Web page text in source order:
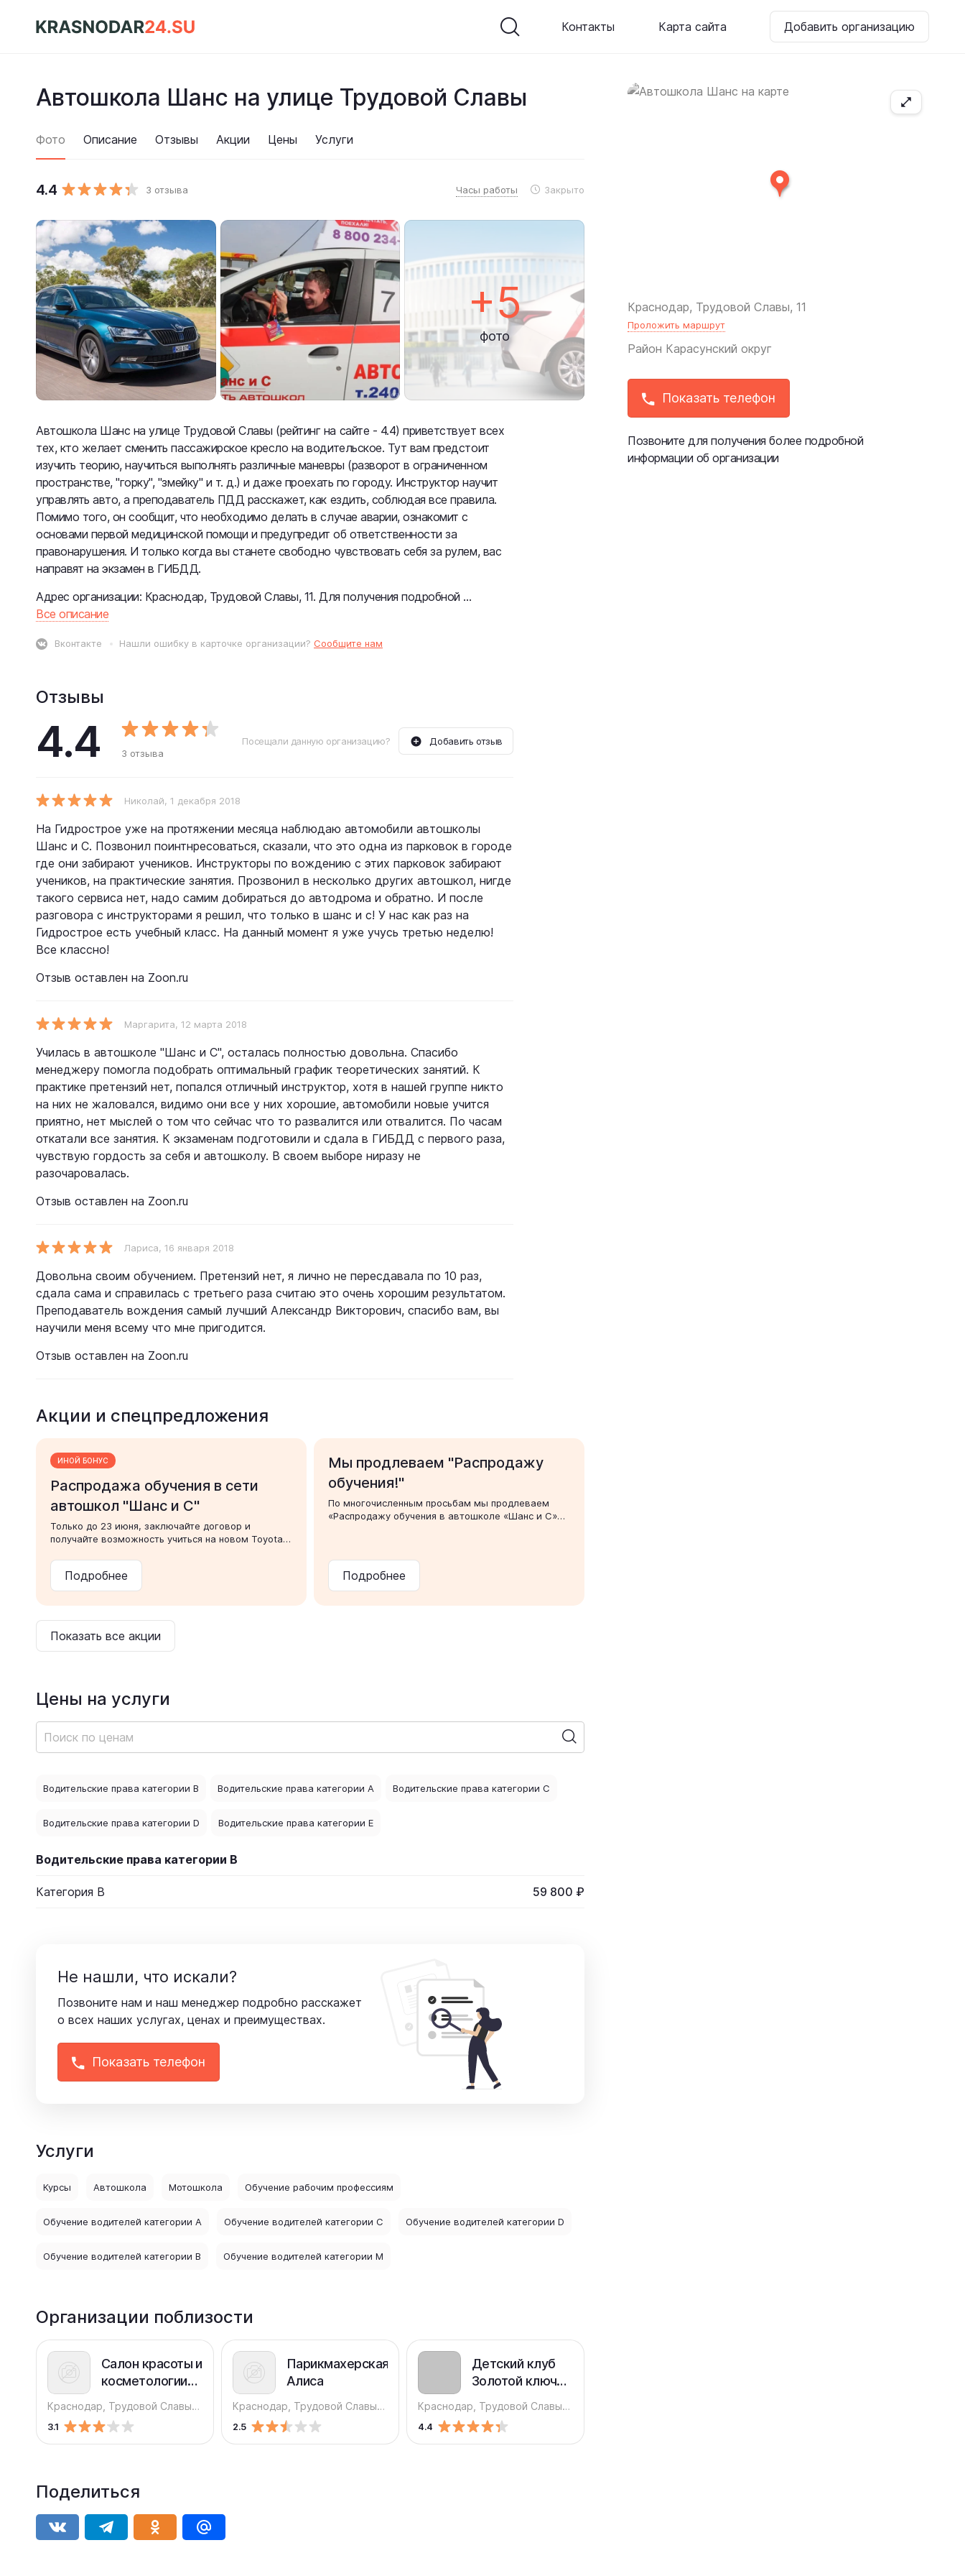
Контакты Карта сайта Добавить организацию
Краснодар, Трудовой Славы, 11
Проложить маршрут
Район Карасунский округ
Показать телефон
Позвоните для получения более подробной
информации об организации
Автошкола Шанс на улице Трудовой Славы
Фото Описание Отзывы Акции Цены Услуги
4.4 3 отзыва Часы работы Закрыто
+5
фото
Автошкола Шанс на улице Трудовой Славы (рейтинг на сайте - 4.4) приветствует всех
тех, кто желает сменить пассажирское кресло на водительское. Тут вам предстоит
изучить теорию, научиться выполнять различные маневры (разворот в ограниченном
пространстве, "горку", "змейку" и т. д.) и даже проехать по городу. Инструктор научит
управлять авто, а преподаватель ПДД расскажет, как ездить, соблюдая все правила.
Помимо того, он сообщит, что необходимо делать в случае аварии, ознакомит с
основами первой медицинской помощи и предупредит об ответственности за
правонарушения. И только когда вы станете свободно чувствовать себя за рулем, вас
направят на экзамен в ГИБДД.
Адрес организации: Краснодар, Трудовой Славы, 11. Для получения подробной ...
Все описание
Вконтакте Нашли ошибку в карточке организации? Сообщите нам
Отзывы
4.4 3 отзыва
Посещали данную организацию? Добавить отзыв
Николай, 1 декабря 2018
На Гидрострое уже на протяжении месяца наблюдаю автомобили автошколы
Шанс и С. Позвонил поинтнресоваться, сказали, что это одна из парковок в городе
где они забирают учеников. Инструкторы по вождению с этих парковок забирают
учеников, на практические занятия. Прозвонил в несколько других автошкол, нигде
такого сервиса нет, надо самим добираться до автодрома и обратно. И после
разговора с инструкторами я решил, что только в шанс и с! У нас как раз на
Гидрострое есть учебный класс. На данный момент я уже учусь третью неделю!
Все классно!
Отзыв оставлен на Zoon.ru
Маргарита, 12 марта 2018
Училась в автошколе "Шанс и С", осталась полностью довольна. Спасибо
менеджеру помогла подобрать оптимальный график теоретических занятий. К
практике претензий нет, попался отличный инструктор, хотя в нашей группе никто
на них не жаловался, видимо они все у них хорошие, автомобили новые учится
приятно, нет мыслей о том что сейчас что то развалится или отвалится. По часам
откатали все занятия. К экзаменам подготовили и сдала в ГИБДД с первого раза,
чувствую гордость за себя и автошколу. В своем выборе ниразу не
разочаровалась.
Отзыв оставлен на Zoon.ru
Лариса, 16 января 2018
Довольна своим обучением. Претензий нет, я лично не пересдавала по 10 раз,
сдала сама и справилась с третьего раза считаю это очень хорошим результатом.
Преподаватель вождения самый лучший Александр Викторович, спасибо вам, вы
научили меня всему что мне пригодится.
Отзыв оставлен на Zoon.ru
Акции и спецпредложения
ИНОЙ БОНУС
Распродажа обучения в сети
автошкол "Шанс и С"
Только до 23 июня, заключайте договор и
получайте возможность учиться на новом Toyota
Подробнее: 📱240-24-24
Подробнее
Мы продлеваем "Распродажу
обучения!"
По многочисленным просьбам мы продлеваем
«Распродажу обучения в автошколе «Шанс и С»🔥
же безлимит на посещение лекций!
Подробнее: 📱240-24-24
Подробнее
Показать все акции
Цены на услуги
Водительские права категории В Водительские права категории А Водительские права категории С
Водительские права категории D Водительские права категории E
Водительские права категории В
Категория B 59 800 ₽
Не нашли, что искали?
Позвоните нам и наш менеджер подробно расскажет
о всех наших услугах, ценах и преимуществах.
Показать телефон
Услуги
Курсы Автошкола Мотошкола Обучение рабочим профессиям
Обучение водителей категории A Обучение водителей категории C Обучение водителей категории D
Обучение водителей категории В Обучение водителей категории M
Организации поблизости
Салон красоты и
косметологии
Краснодар, Трудовой Славы, 1
3.1
Парикмахерская
Алиса
Краснодар, Трудовой Славы, 3/1
2.5
Детский клуб
Золотой ключик
Трудовой Славы
Краснодар, Трудовой Славы, 1
4.4
Поделиться